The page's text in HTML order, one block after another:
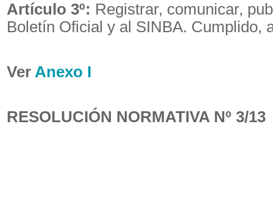
Artículo 3º: Registrar, comunicar,
Boletín Oficial y al SINBA. Cumplido,
Ver Anexo I
RESOLUCIÓN NORMATIVA Nº 3/13